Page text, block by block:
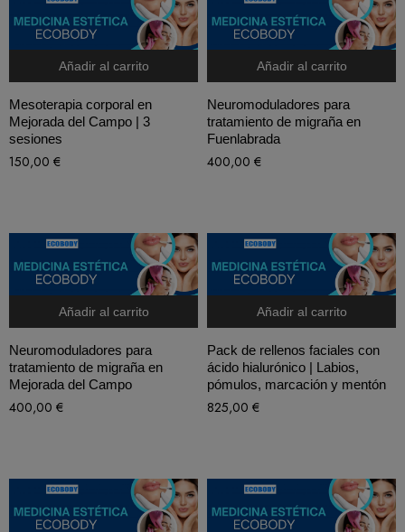
Añadir al carrito
Mesoterapia corporal en
Mejorada del Campo | 3
sesiones
150,00 €
Añadir al carrito
Neuromoduladores para
tratamiento de migraña en
Fuenlabrada
400,00 €
Añadir al carrito
Neuromoduladores para
tratamiento de migraña en
Mejorada del Campo
400,00 €
Añadir al carrito
Pack de rellenos faciales con
ácido hialurónico | Labios,
pómulos, marcación y mentón
825,00 €